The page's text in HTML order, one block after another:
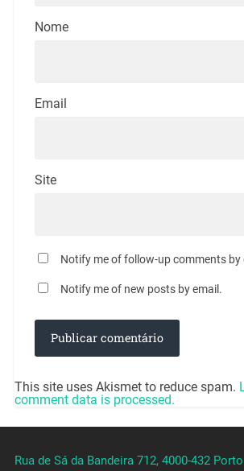
Nome
Email
Site
Notify me of follow-up comments by
Notify me of new posts by email.
This site uses Akismet to reduce spam.
comment data is processed.
Rua de Sá da Bandeira 712, 4000-432